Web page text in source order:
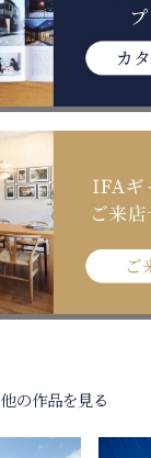
他の作品を見る